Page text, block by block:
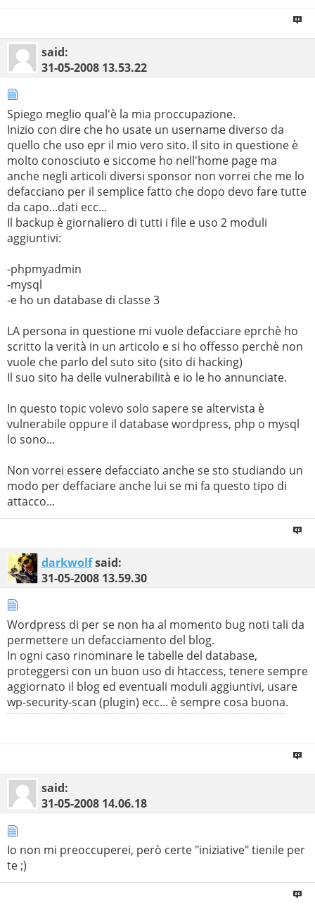
said:
31-05-2008 13.53.22
Spiego meglio qual'è la mia proccupazione.
Inizio con dire che ho usate un username diverso da
quello che uso epr il mio vero sito. Il sito in questione è
molto conosciuto e siccome ho nell'home page ma
anche negli articoli diversi sponsor non vorrei che me lo
defacciano per il semplice fatto che dopo devo fare tutte
da capo...dati ecc...
Il backup è giornaliero di tutti i file e uso 2 moduli
aggiuntivi:
-phpmyadmin
-mysql
-e ho un database di classe 3
LA persona in questione mi vuole defacciare eprchè ho
scritto la verità in un articolo e si ho offesso perchè non
vuole che parlo del suto sito (sito di hacking)
Il suo sito ha delle vulnerabilità e io le ho annunciate.
In questo topic volevo solo sapere se altervista è
vulnerabile oppure il database wordpress, php o mysql
lo sono...
Non vorrei essere defacciato anche se sto studiando un
modo per deffaciare anche lui se mi fa questo tipo di
attacco...
darkwolfsaid:
31-05-2008 13.59.30
Wordpress di per se non ha al momento bug noti tali da
permettere un defacciamento del blog.
In ogni caso rinominare le tabelle del database,
proteggersi con un buon uso di htaccess, tenere sempre
aggiornato il blog ed eventuali moduli aggiuntivi, usare
wp-security-scan (plugin) ecc... è sempre cosa buona.
said:
31-05-2008 14.06.18
Io non mi preoccuperei, però certe "iniziative" tienile per
te ;)